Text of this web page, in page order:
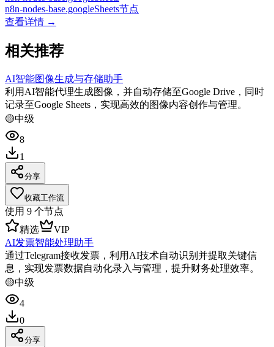
n8n-nodes-base.googleSheets节点
查看详情 →
相关推荐
AI智能图像生成与存储助手
利用AI智能代理生成图像，并自动存储至Google Drive，同时
记录至Google Sheets，实现高效的图像内容创作与管理。
🟡中级
8
1
分享
收藏工作流
使用 9 个节点
精选
VIP
AI发票智能处理助手
通过Telegram接收发票，利用AI技术自动识别并提取关键信
息，实现发票数据自动化录入与管理，提升财务处理效率。
🟡中级
4
0
分享